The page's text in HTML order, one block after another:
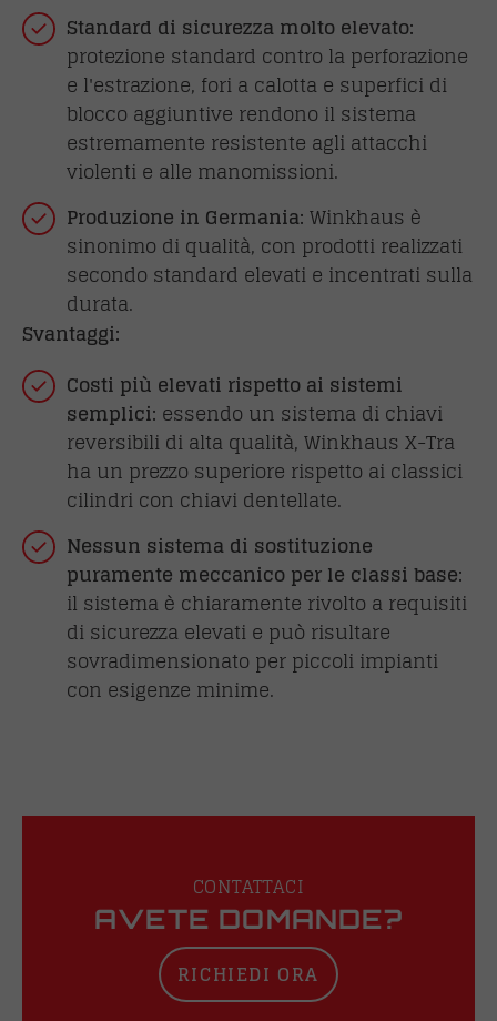
Standard di sicurezza molto elevato:
protezione standard contro la perforazione
e l'estrazione, fori a calotta e superfici di
blocco aggiuntive rendono il sistema
estremamente resistente agli attacchi
violenti e alle manomissioni.
Produzione in Germania:Winkhaus è
sinonimo di qualità, con prodotti realizzati
secondo standard elevati e incentrati sulla
durata.
Svantaggi:
Costi più elevati rispetto ai sistemi
semplici: essendo un sistema di chiavi
reversibili di alta qualità, Winkhaus X-Tra
ha un prezzo superiore rispetto ai classici
cilindri con chiavi dentellate.
Nessun sistema di sostituzione
puramente meccanico per le classi base:
il sistema è chiaramente rivolto a requisiti
di sicurezza elevati e può risultare
sovradimensionato per piccoli impianti
con esigenze minime.
CONTATTACI
AVETE DOMANDE?
RICHIEDI ORA